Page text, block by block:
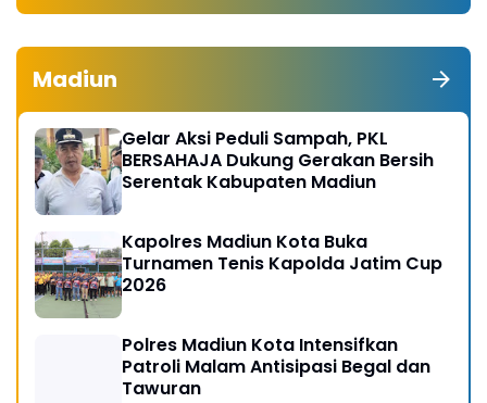
Madiun
Gelar Aksi Peduli Sampah, PKL
BERSAHAJA Dukung Gerakan Bersih
Serentak Kabupaten Madiun
Kapolres Madiun Kota Buka
Turnamen Tenis Kapolda Jatim Cup
2026
Polres Madiun Kota Intensifkan
Patroli Malam Antisipasi Begal dan
Tawuran